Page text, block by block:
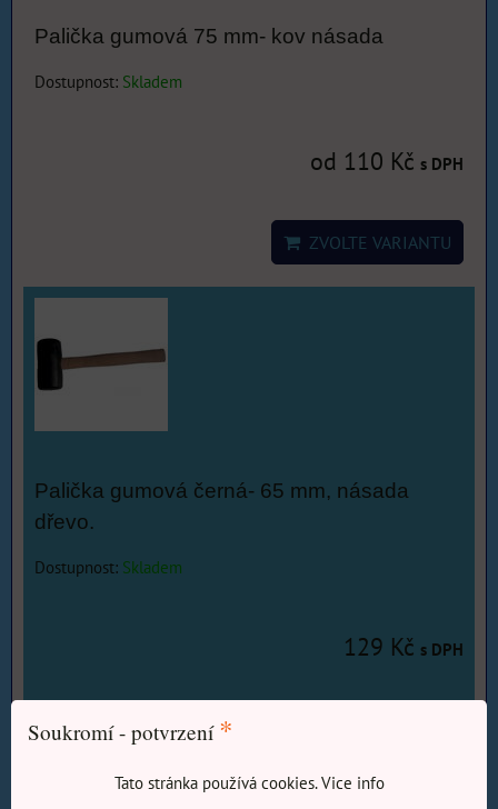
Palička gumová 75 mm- kov násada
Dostupnost: Skladem
od 110 Kč s DPH
ZVOLTE VARIANTU
Palička gumová černá- 65 mm, násada
dřevo.
Dostupnost: Skladem
129 Kč s DPH
Soukromí - potvrzení *
Tato stránka používá cookies. Vice info